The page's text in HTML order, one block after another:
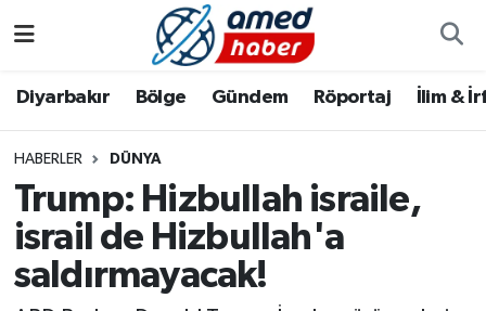
Diyarbakır Bölge Gündem Röportaj İlim &
HABERLER DÜNYA
Trump: Hizbullah israile,
israil de Hizbullah'a
saldırmayacak!
Bölge
Röportaj
Foto Galeri
Aile
Asayiş
Bilim & Teknoloji
Diyarbakır Hava Durumu
Diyarbakır Namaz Vakitleri
Diyarbakır Trafik Yoğunluk Haritası
Süper Lig Puan Durumu ve Fikstür